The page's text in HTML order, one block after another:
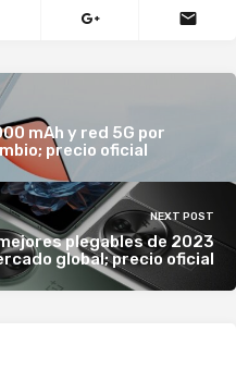
mAh y red 5G por
precio oficial
NEXT POST
plegables de 2023
global; precio oficial